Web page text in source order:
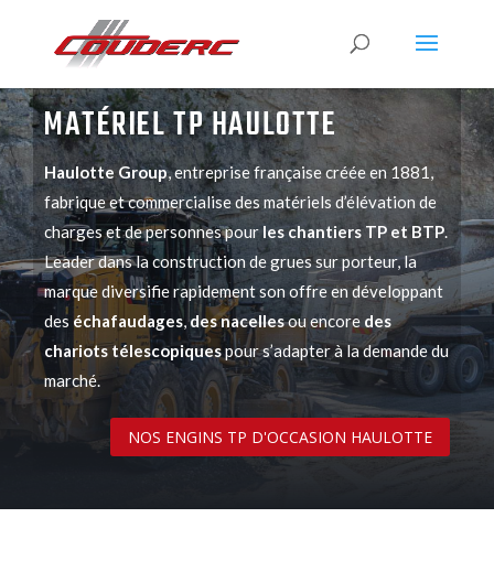
MATÉRIEL TP HAULOTTE
Haulotte Group, entreprise française créée en 1881,
fabrique et commercialise des matériels d’élévation de
charges et de personnes pour leschantiers TP et BTP.
Leader dans la construction degrues sur porteur, la
marque diversifie rapidement son offre en développant
des échafaudages,des nacellesou encore des
chariots télescopiquespour s’adapter à la demande du
marché.
NOS ENGINS TP D'OCCASION HAULOTTE